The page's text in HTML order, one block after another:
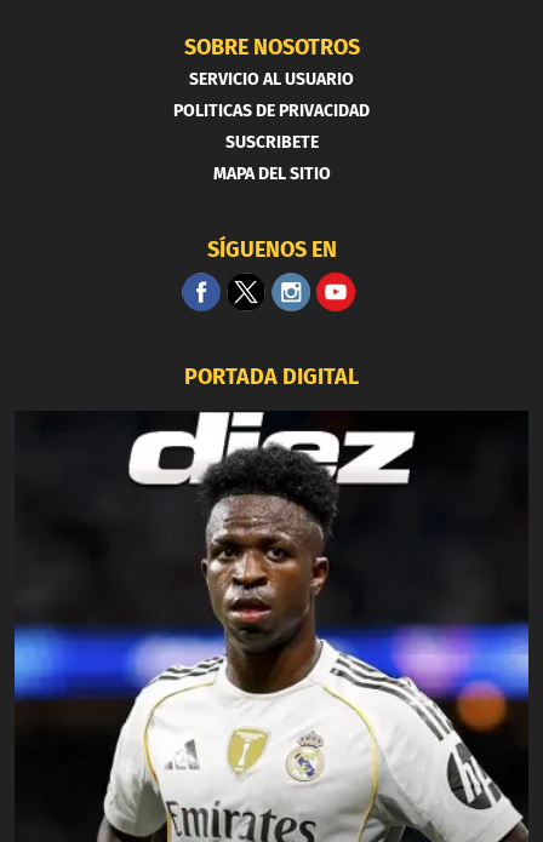
SOBRE NOSOTROS
SERVICIO AL USUARIO
POLITICAS DE PRIVACIDAD
SUSCRIBETE
MAPA DEL SITIO
SÍGUENOS EN
PORTADA DIGITAL